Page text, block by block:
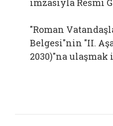
imzasıyla Resmi
"Roman
Belgesi"nin "II.
2030)"na ulaşmak